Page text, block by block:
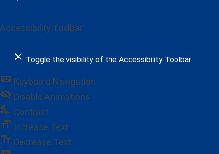
Accessibility Toolbar
close Toggle the visibility of the Accessibility Toolbar
keyboard Keyboard Navigation
visibility_off Disable Animations
nights_stay Contrast
format_size Increase Text
text_fields Decrease Text